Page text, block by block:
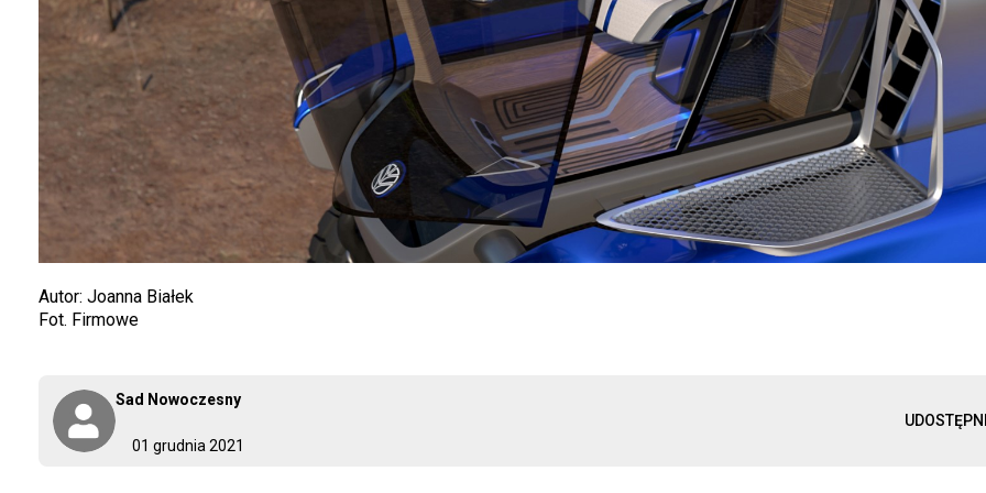
01 grudnia 2021
Sad Nowoczesny
Autor: Joanna Białek
Fot. Firmowe